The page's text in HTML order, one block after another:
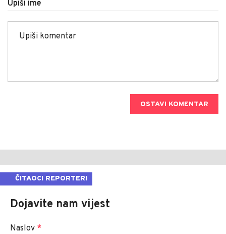
Upiši ime
OSTAVI KOMENTAR
ČITAOCI REPORTERI
Dojavite nam vijest
Naslov *